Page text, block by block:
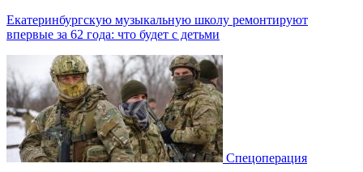
Екатеринбургскую музыкальную школу ремонтируют
впервые за 62 года: что будет с детьми
Спецоперация